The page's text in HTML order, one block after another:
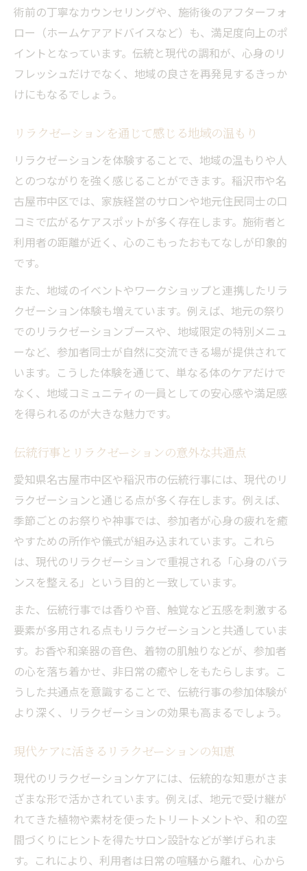
術前の丁寧なカウンセリングや、施術後のアフターフォ
ロー（ホームケアアドバイスなど）も、満足度向上のポ
イントとなっています。伝統と現代の調和が、心身のリ
フレッシュだけでなく、地域の良さを再発見するきっか
けにもなるでしょう。
リラクゼーションを通じて感じる地域の温もり
リラクゼーションを体験することで、地域の温もりや人
とのつながりを強く感じることができます。稲沢市や名
古屋市中区では、家族経営のサロンや地元住民同士の口
コミで広がるケアスポットが多く存在します。施術者と
利用者の距離が近く、心のこもったおもてなしが印象的
です。
また、地域のイベントやワークショップと連携したリラ
クゼーション体験も増えています。例えば、地元の祭り
でのリラクゼーションブースや、地域限定の特別メニュ
ーなど、参加者同士が自然に交流できる場が提供されて
います。こうした体験を通じて、単なる体のケアだけで
なく、地域コミュニティの一員としての安心感や満足感
を得られるのが大きな魅力です。
伝統行事とリラクゼーションの意外な共通点
愛知県名古屋市中区や稲沢市の伝統行事には、現代のリ
ラクゼーションと通じる点が多く存在します。例えば、
季節ごとのお祭りや神事では、参加者が心身の疲れを癒
やすための所作や儀式が組み込まれています。これら
は、現代のリラクゼーションで重視される「心身のバラ
ンスを整える」という目的と一致しています。
また、伝統行事では香りや音、触覚など五感を刺激する
要素が多用される点もリラクゼーションと共通していま
す。お香や和楽器の音色、着物の肌触りなどが、参加者
の心を落ち着かせ、非日常の癒やしをもたらします。こ
うした共通点を意識することで、伝統行事の参加体験が
より深く、リラクゼーションの効果も高まるでしょう。
現代ケアに活きるリラクゼーションの知恵
現代のリラクゼーションケアには、伝統的な知恵がさま
ざまな形で活かされています。例えば、地元で受け継が
れてきた植物や素材を使ったトリートメントや、和の空
間づくりにヒントを得たサロン設計などが挙げられま
す。これにより、利用者は日常の喧騒から離れ、心から